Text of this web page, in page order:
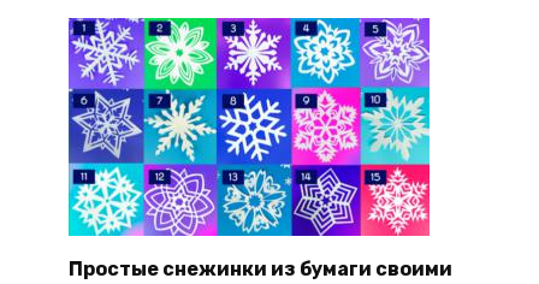
Простые снежинки из бумаги своими